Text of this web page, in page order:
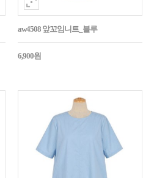
aw4508 앞꼬임니트_블루
6,900원